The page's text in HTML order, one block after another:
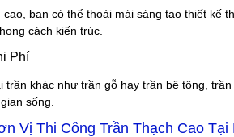
cao, bạn có thể thoải mái sáng tạo thiết kế
cách kiến trúc.
Phí
trần khác như trần gỗ hay trần bê tông,
sống.
Vị Thi Công Trần Thạch Cao